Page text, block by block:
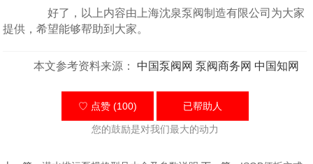
好了，以上内容由上海沈泉泵阀制造有限公司为大家
提供，希望能够帮助到大家。
本文参考资料来源： 中国泵阀网 泵阀商务网 中国知网
♡ 点赞 (100) 已帮助人
您的鼓励是对我们最大的动力